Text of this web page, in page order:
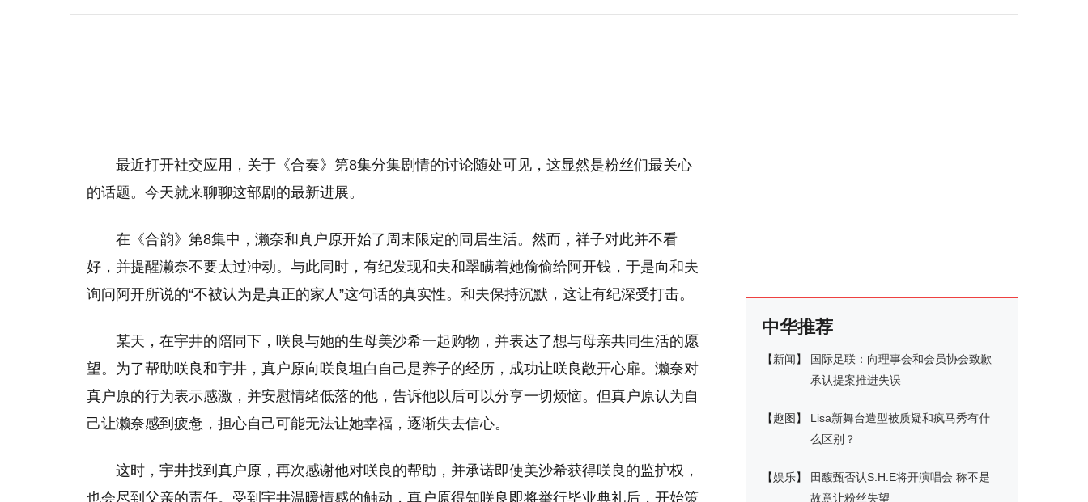
望11:08
最近打开社交应用，关于《合奏》第8集分集剧情的讨论随处可见，这显然是粉丝们最关心
的话题。今天就来聊聊这部剧的最新进展。
在《合韵》第8集中，濑奈和真户原开始了周末限定的同居生活。然而，祥子对此并不看
好，并提醒濑奈不要太过冲动。与此同时，有纪发现和夫和翠瞒着她偷偷给阿开钱，于是向和夫
询问阿开所说的“不被认为是真正的家人”这句话的真实性。和夫保持沉默，这让有纪深受打击。
某天，在宇井的陪同下，咲良与她的生母美沙希一起购物，并表达了想与母亲共同生活的愿
望。为了帮助咲良和宇井，真户原向咲良坦白自己是养子的经历，成功让咲良敞开心扉。濑奈对
真户原的行为表示感激，并安慰情绪低落的他，告诉他以后可以分享一切烦恼。但真户原认为自
己让濑奈感到疲惫，担心自己可能无法让她幸福，逐渐失去信心。
这时，宇井找到真户原，再次感谢他对咲良的帮助，并承诺即使美沙希获得咲良的监护权，
也会尽到父亲的责任。受到宇井温暖情感的触动，真户原得知咲良即将举行毕业典礼后，开始策
中华推荐
【新闻】
国际足联：向理事会和会员协会致歉
承认提案推进失误
【趣图 】
Lisa新舞台造型被质疑和疯马秀有什
么区别？
【娱乐】
田馥甄否认S.H.E将开演唱会 称不是
故意让粉丝失望